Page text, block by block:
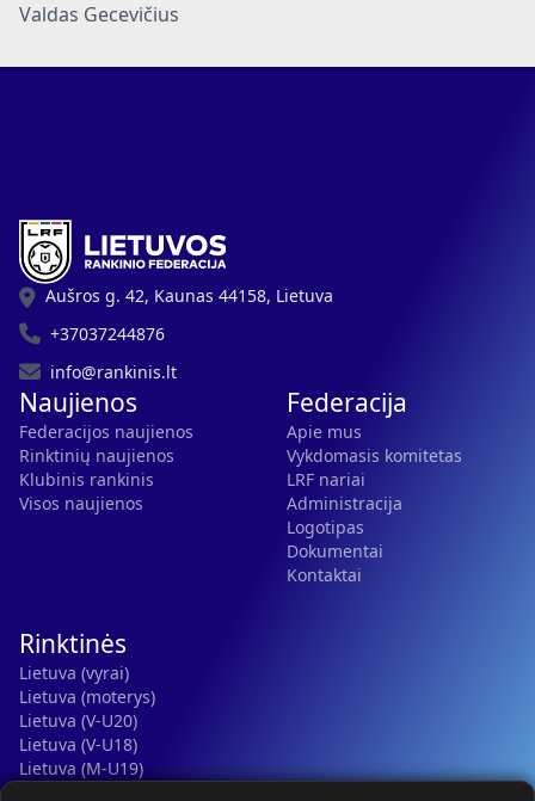
Valdas Gecevičius
Aušros g. 42, Kaunas 44158, Lietuva
+37037244876
info@rankinis.lt
Naujienos
Federacijos naujienos
Rinktinių naujienos
Klubinis rankinis
Visos naujienos
Federacija
Apie mus
Vykdomasis komitetas
LRF nariai
Administracija
Logotipas
Dokumentai
Kontaktai
Rinktinės
Lietuva (vyrai)
Lietuva (moterys)
Lietuva (V-U20)
Lietuva (V-U18)
Lietuva (M-U19)